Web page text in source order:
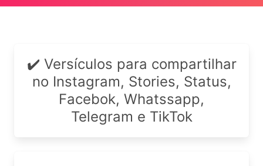
✔️ Versículos para compartilhar
no Instagram, Stories, Status,
Facebok, Whatssapp,
Telegram e TikTok